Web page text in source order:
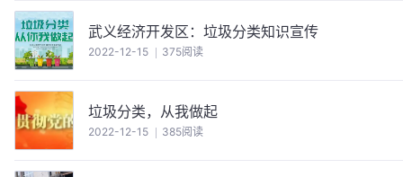
武义经济开发区：垃圾分类知识宣传
2022-12-15 375阅读
垃圾分类，从我做起
2022-12-15 385阅读